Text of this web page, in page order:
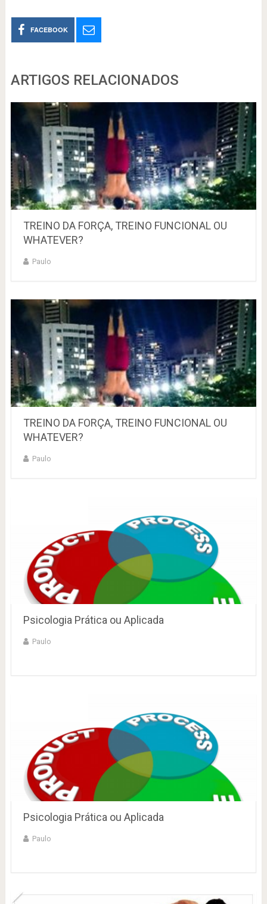
FACEBOOK
ARTIGOS RELACIONADOS
TREINO DA FORÇA, TREINO FUNCIONAL OU
WHATEVER?
Paulo
TREINO DA FORÇA, TREINO FUNCIONAL OU
WHATEVER?
Paulo
Psicologia Prática ou Aplicada
Paulo
Psicologia Prática ou Aplicada
Paulo